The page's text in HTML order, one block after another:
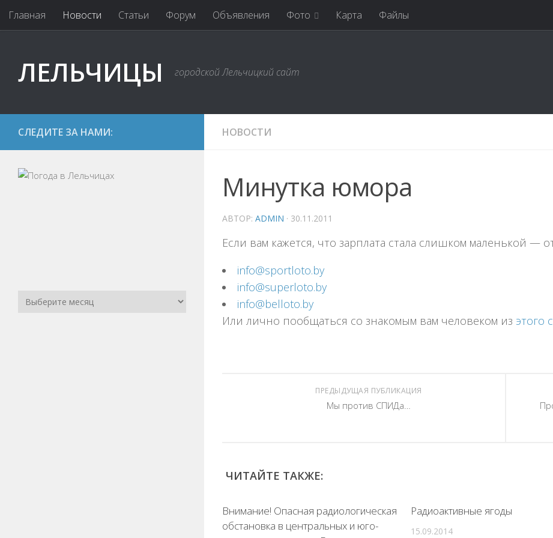
Главная Новости Статьи Форум Объявления Фото Карта Файлы
ЛЕЛЬЧИЦЫ городской Лельчицкий сайт
НОВОСТИ
Минутка юмора
АВТОР: ADMIN · 30.11.2011
Если вам кажется, что зарплата стала слишком маленькой —
info@sportloto.by
info@superloto.by
info@belloto.by
Или лично пообщаться со знакомым вам человеком из этого
ПРЕДЫДУЩАЯ ПУБЛИКАЦИЯ
Мы против СПИДа…
ЧИТАЙТЕ ТАКЖЕ:
Внимание! Опасная радиологическая
обстановка в центральных и юго-
Радиоактивные ягоды
15.09.2014
СЛЕДИТЕ ЗА НАМИ: